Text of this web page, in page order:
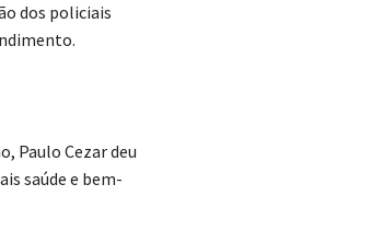
dos policiais
Paulo Cezar deu
saúde e bem-